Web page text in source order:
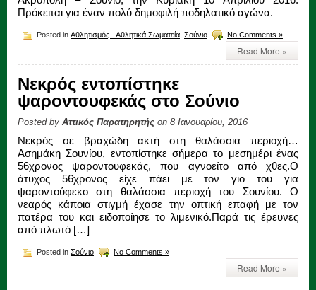
Πρόκειται για έναν πολύ δημοφιλή ποδηλατικό αγώνα.
Posted in Αθλητισμός - Αθλητικά Σωματεία Σούνιο No Comments »
Read More »
Νεκρός εντοπίστηκε
ψαροντουφεκάς στο Σούνιο
Posted by Αττικός Παρατηρητής on 8 Ιανουαρίου, 2016
Νεκρός σε βραχώδη ακτή στη θαλάσσια περιοχή…
Ασημάκη Σουνίου, εντοπίστηκε σήμερα το μεσημέρι ένας
56χρονος ψαροντουφεκάς, που αγνοείτο από χθες.Ο
άτυχος 56χρονος είχε πάει με τον γιο του για
ψαροντούφεκο στη θαλάσσια περιοχή του Σουνίου. Ο
νεαρός κάποια στιγμή έχασε την οπτική επαφή με τον
πατέρα του και ειδοποίησε το λιμενικό.Παρά τις έρευνες
από πλωτό […]
Posted in Σούνιο No Comments »
Read More »